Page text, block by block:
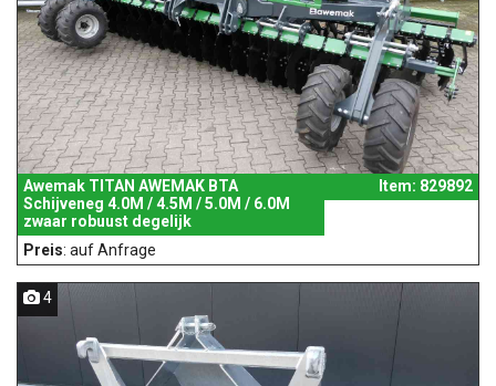
Awemak TITAN AWEMAK BTA
Schijveneg 4.0M / 4.5M / 5.0M / 6.0M
zwaar robuust degelijk
Item: 829892
Preis: auf Anfrage
4